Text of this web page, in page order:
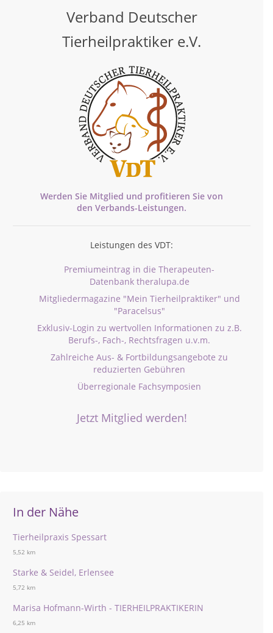
Verband Deutscher
Tierheilpraktiker e.V.
Werden Sie Mitglied und profitieren Sie von
den Verbands-Leistungen.
Leistungen des VDT:
Premiumeintrag in die Therapeuten-
Datenbank theralupa.de
Mitgliedermagazine "Mein Tierheilpraktiker" und
"Paracelsus"
Exklusiv-Login zu wertvollen Informationen zu z.B.
Berufs-, Fach-, Rechtsfragen u.v.m.
Zahlreiche Aus- & Fortbildungsangebote zu
reduzierten Gebühren
Überregionale Fachsymposien
Jetzt Mitglied werden!
In der Nähe
Tierheilpraxis Spessart
5,52 km
Starke & Seidel, Erlensee
5,72 km
Marisa Hofmann-Wirth - TIERHEILPRAKTIKERIN
6,25 km